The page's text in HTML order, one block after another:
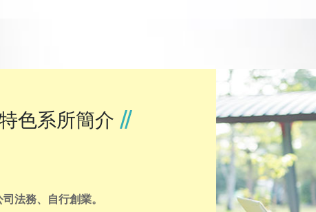
管理人員、法務人員，另有一部份人前往律師事
色系所簡介
法務、自行創業。